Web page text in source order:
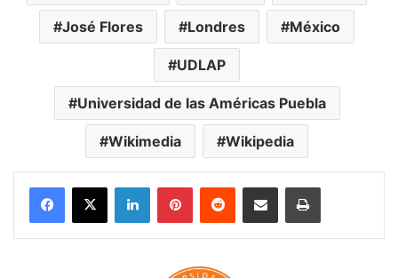
José Flores Londres México
UDLAP
Universidad de las Américas Puebla
Wikimedia Wikipedia
LinkedInPinterestReddit Share via Email Print